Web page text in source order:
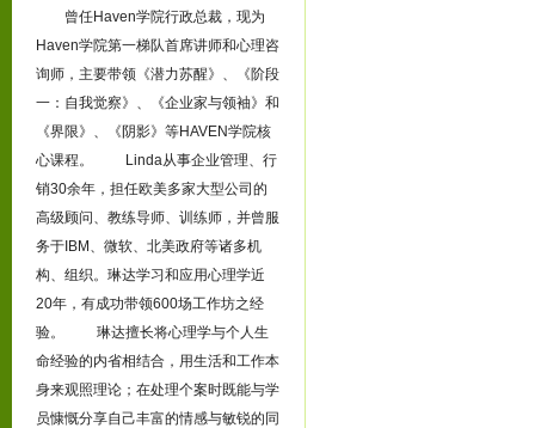
曾任Haven学院行政总裁，现为
Haven学院第一梯队首席讲师和心理咨
询师，主要带领《潜力苏醒》、《阶段
一：自我觉察》、《企业家与领袖》和
《界限》、《阴影》等HAVEN学院核
心课程。 Linda从事企业管理、行
销30余年，担任欧美多家大型公司的
高级顾问、教练导师、训练师，并曾服
务于IBM、微软、北美政府等诸多机
构、组织。琳达学习和应用心理学近
20年，有成功带领600场工作坊之经
验。 琳达擅长将心理学与个人生
命经验的内省相结合，用生活和工作本
身来观照理论；在处理个案时既能与学
员慷慨分享自己丰富的情感与敏锐的同